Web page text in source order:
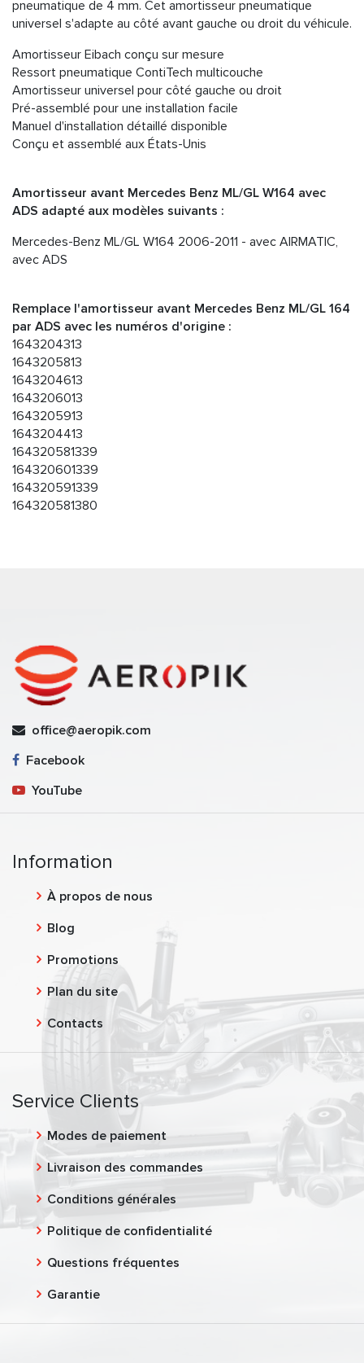
pneumatique de 4 mm. Cet amortisseur pneumatique
universel s'adapte au côté avant gauche ou droit du véhicule.
Amortisseur Eibach conçu sur mesure
Ressort pneumatique ContiTech multicouche
Amortisseur universel pour côté gauche ou droit
Pré-assemblé pour une installation facile
Manuel d'installation détaillé disponible
Conçu et assemblé aux États-Unis
Amortisseur avant Mercedes Benz ML/GL W164 avec
ADS adapté aux modèles suivants :
Mercedes-Benz ML/GL W164 2006-2011 - avec AIRMATIC,
avec ADS
Remplace l'amortisseur avant Mercedes Benz ML/GL 164
par ADS avec les numéros d'origine :
1643204313
1643205813
1643204613
1643206013
1643205913
1643204413
164320581339
164320601339
164320591339
164320581380
office@aeropik.com
Facebook
YouTube
Information
À propos de nous
Blog
Promotions
Plan du site
Contacts
Service Clients
Modes de paiement
Livraison des commandes
Conditions générales
Politique de confidentialité
Questions fréquentes
Garantie